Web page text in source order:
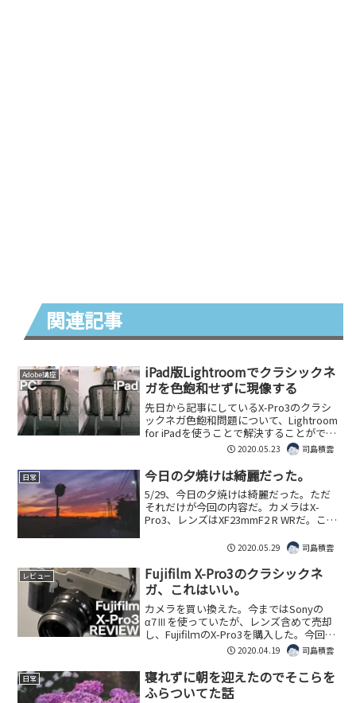
関連記事
Adobe講座
iPad版Lightroomでクラシックネ
ガを色飽和せずに現像する
先日から記事にしているX-Pro3のクラシ
ックネガ色飽和問題について、Lightroom
for iPadを使うことで解決することができ
たので紹介する。
2020.05.23 司島積雲
日常 今日の夕焼けは綺麗だった。
5/29、今日の夕焼けは綺麗だった。ただ
それだけが今回の内容だ。カメラはX-
Pro3、レンズはXF23mmF2 R WRだ。これ
読み込みプロファイルVelviaを選択したの
2020.05.29 司島積雲
レビュー
Fujifilm X-Pro3のクラシックネ
ガ、これはいい。
カメラを買い換えた。今まではSonyの
α7Ⅲを使っていたが、レンズ含めて売却
し、FujifilｍのX-Pro3を購入した。今回は
カメラ本体やレンズのレビューではな
く、本カメラに搭載されている、「フィ
ルムシミュレーション」の一つ、「クラ
シック...
2020.04.19 司島積雲
日常
寝れずに朝を迎えたのでそこらを
ふらついてた話